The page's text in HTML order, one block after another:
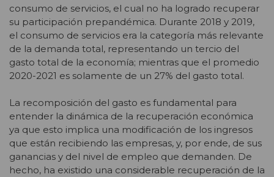
consumo de servicios, el cual no ha logrado recuperar
su participación prepandémica. Durante 2018 y 2019,
el consumo de servicios era la categoría más relevante
de la demanda total, representando un tercio del
gasto total de la economía; mientras que el promedio
2020-2021 es solamente de un 27% del gasto total.
La recomposición del gasto es fundamental para
entender la dinámica de la recuperación económica
ya que esto implica una modificación de los ingresos
que están recibiendo las empresas, y, por ende, de sus
ganancias y del nivel de empleo que demanden. De
hecho, ha existido una considerable recuperación de la